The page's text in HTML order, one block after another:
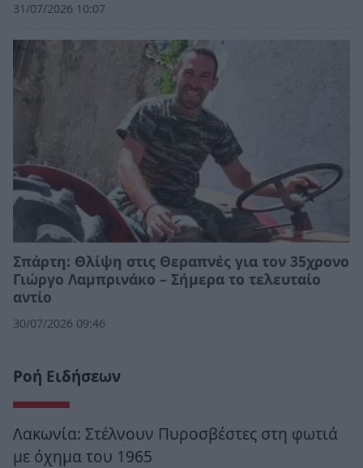
31/07/2026 10:07
Σπάρτη: Θλίψη στις Θεραπνές για τον 35χρονο
Γιώργο Λαμπρινάκο – Σήμερα το τελευταίο
αντίο
30/07/2026 09:46
Ροή Ειδήσεων
Λακωνία: Στέλνουν Πυροσβέστες στη φωτιά
με όχημα του 1965